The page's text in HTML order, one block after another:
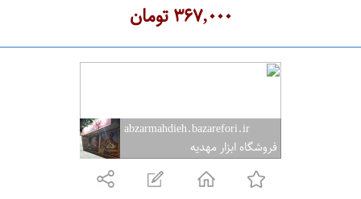
۳۶۷,۰۰۰تومان
abzarmahdieh.bazarefori.ir
فروشگاه ابزار مهدیه